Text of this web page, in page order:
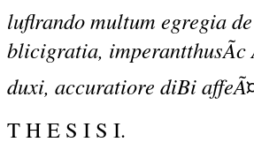
luflrando multum egregia
blicigratia,
duxi, accuratiore diBi
T H E S I S I.